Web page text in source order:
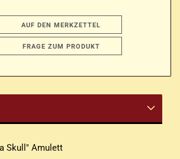
AUF DEN MERKZETTEL
FRAGE ZUM PRODUKT
Skull" Amulett